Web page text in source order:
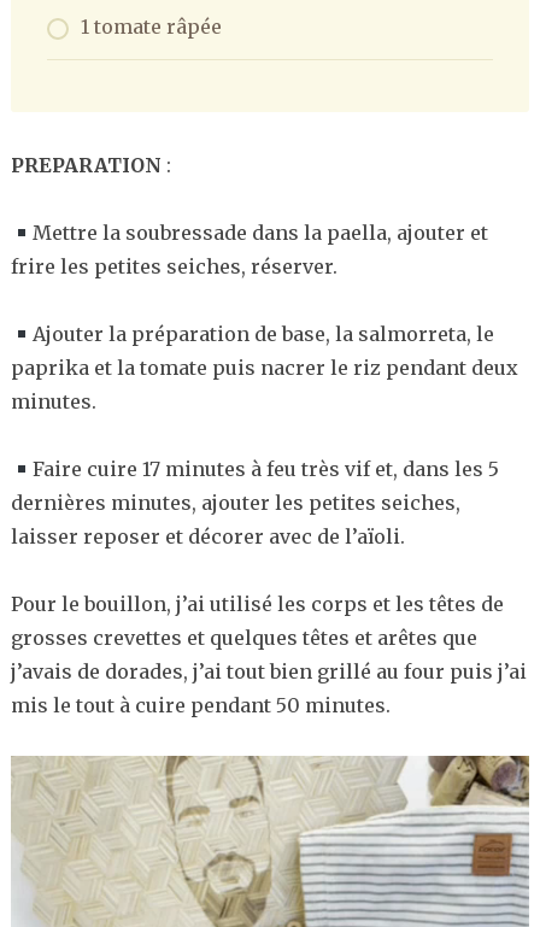
1 tomate râpée
PREPARATION :
Mettre la soubressade dans la paella, ajouter et
frire les petites seiches, réserver.
Ajouter la préparation de base, la salmorreta, le
paprika et la tomate puis nacrer le riz pendant deux
minutes.
Faire cuire 17 minutes à feu très vif et, dans les 5
dernières minutes, ajouter les petites seiches,
laisser reposer et décorer avec de l’aïoli.
Pour le bouillon, j’ai utilisé les corps et les têtes de
grosses crevettes et quelques têtes et arêtes que
j’avais de dorades, j’ai tout bien grillé au four puis j’ai
mis le tout à cuire pendant 50 minutes.
Lecteur
vidéo